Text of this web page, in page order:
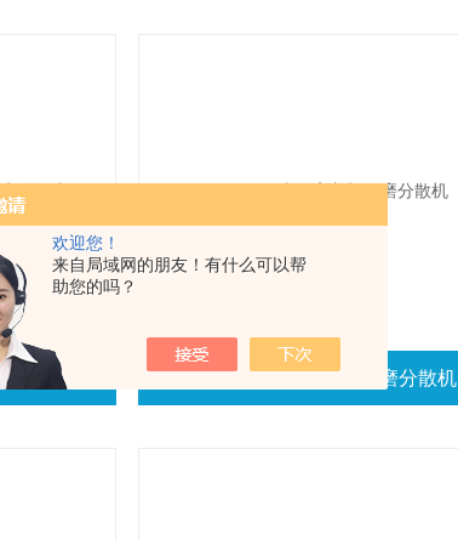
欢迎您！
来自局域网的朋友！有什么可以帮
助您的吗？
分散机 GMD2000串联高剪切研磨分散机